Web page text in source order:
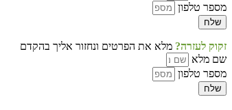
מספר טלפון
שלח
זקוק לעזרה? מלא את הפרטים ונחזור אליך בהקדם
שם מלא
מספר טלפון
שלח